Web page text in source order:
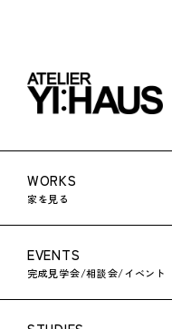
WORKS
家を見る
EVENTS
完成見学会/相談会/イベント